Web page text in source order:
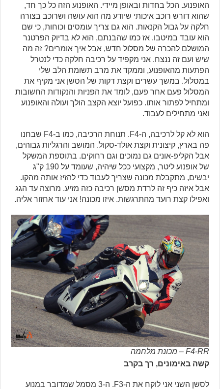
האופנוע. הכל בחדות ובאופן מיידי. האופנוע הזה כל כך חד,
שהוא דורש רוכב איכותי שיודע מה הוא עושה ושרוכב בצורה
חלקה על גבול הקנאות. הוא גם צריך עומסים וכוחות, כי שם
הוא עובד במיטבו. אז כמו שהבנתם, הוא לא בדיוק הפרטנר
המושלם להכרה של מסלול חדש, אבל איך אומרים? זה מה
שיש ועם זה ננצח. אני מקפיד על רכיבה חלקה כדי לנטרל
הפתעות מהאופנוע, וממקד את מרב תשומת הלב שלי
במסלול. במשך עשרים וקצת דקות של הסשן אני מקיף את
המסלול פעם אחר פעם, לומד את הפניות והנקודות החשובות
ומתחיל לפתור אותו. כפועל יוצא הקצב הולך ועולה והאופנוע
ואני מתחילים לעבוד.
הוא לא קל לרכיבה, ה-F4. תנוחת הרכיבה, כמו ב-F4 שבחנו
פה בארץ, קיצונית וקצת אולד-סקול. המושב והרגליות גבוהים,
אבל הקליפ-אונים גם נמוכים וגם רחוקים. בתוספת המשקל
של אופנוע ליטר, מקצועי ככל שיהיה, שעומד על 190 ק"ג
יבשים, מתקבלת מכונה שצריך לעבוד כדי להזיז אותה מהקו.
אבל איזה כיף זה לרדת מסשן רכיבה כזה מזיע. מרוצה עד הגג
ואפילו קצת רועד מהתרגשות. איזו מכונה! אני עוד אחזור אליה.
F4-RR – מכונת מלחמה
קשה באימונים, רך בקרב
לסשן השני אני לוקח את ה-F3. ה-3 מסמל שמדובר במנוע